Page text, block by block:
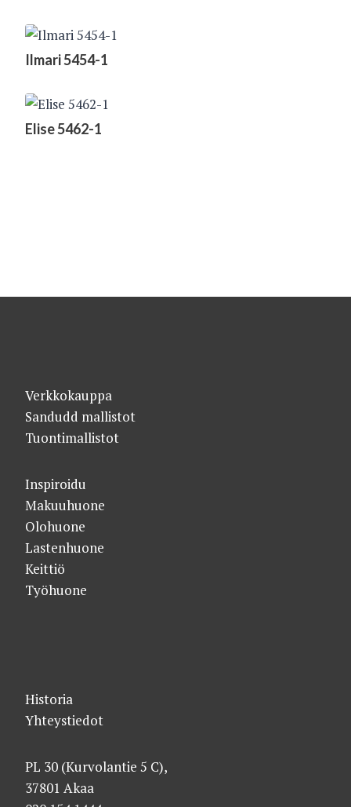
Ilmari 5454-1
Elise 5462-1
Verkkokauppa
Sandudd mallistot
Tuontimallistot
Inspiroidu
Makuuhuone
Olohuone
Lastenhuone
Keittiö
Työhuone
Historia
Yhteystiedot
PL 30 (Kurvolantie 5 C),
37801 Akaa